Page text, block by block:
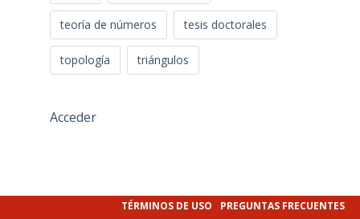
teoría de números tesis doctorales
topología triángulos
Acceder
TÉRMINOS DE USO PREGUNTAS FRECUENTES